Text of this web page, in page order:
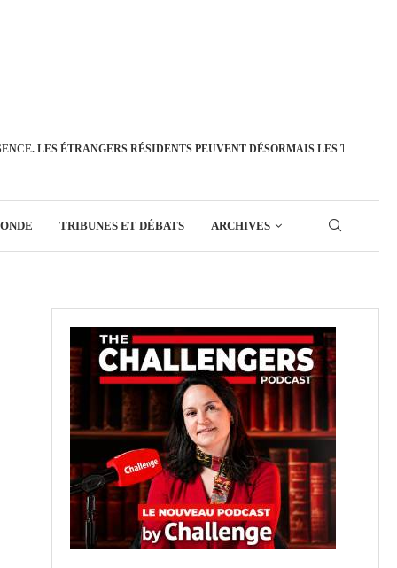
LES ÉTRANGERS RÉSIDENTS PEUVENT DÉSORMAIS LES
TRIBUNES ET DÉBATS ARCHIVES